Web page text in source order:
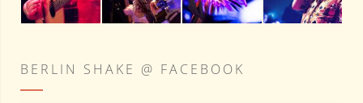
BERLIN SHAKE @ FACEBOOK